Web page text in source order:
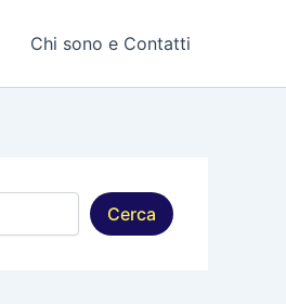
Chi sono e Contatti
Cerca